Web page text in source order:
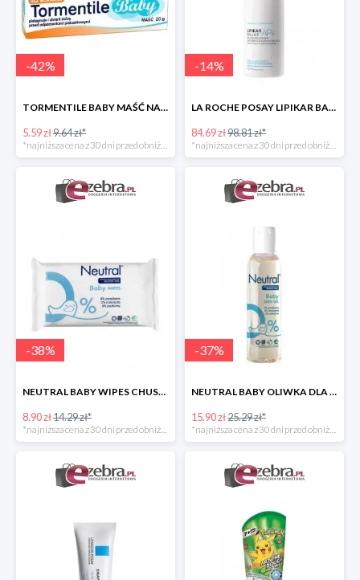
-42%
TORMENTILE BABY MAŚĆ NA ODPARZENIA PIELUSZKOWE
5.59 zł9.64 zł*
-14%
LA ROCHE POSAY LIPIKAR BAUME AP+ BALSAM UZUPEŁNIAJĄCY POZIOM LIPIDÓW
84.69 zł98.81 zł*
-38%
NEUTRAL BABY WIPES CHUSTECZKI NAWILŻANE DLA DZIECI
8.90 zł14.29 zł*
*najniższa cena z 30 dni przed obniżką
-37%
NEUTRAL BABY OLIWKA DLA DZIECI
15.90 zł25.29 zł*
*najniższa cena z 30 dni przed obniżką